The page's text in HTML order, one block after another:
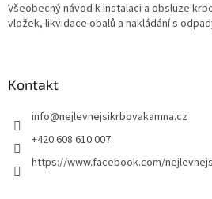
Všeobecný návod k instalaci a obsluze
vložek, likvidace obalů a nakládání s
Kontakt
info@nejlevnejsikrbovakamna.cz
+420 608 610 007
https://www.facebook.com/